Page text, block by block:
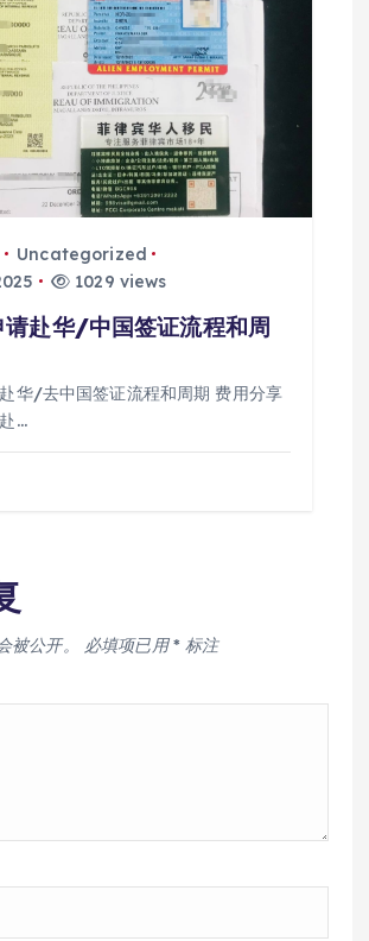
Uncategorized
1029 views
请赴华/中国签证流程和周
华/去中国签证流程和周期 费用分享
…
被公开。 必填项已用* 标注